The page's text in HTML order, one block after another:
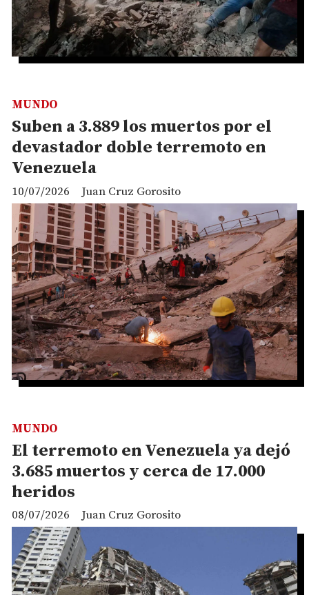
Suben a 3.889 los muertos por el
devastador doble terremoto en
Venezuela
Juan Cruz Gorosito
MUNDO
10/07/2026
El terremoto en Venezuela ya dejó
3.685 muertos y cerca de 17.000
heridos
Juan Cruz Gorosito
MUNDO
08/07/2026